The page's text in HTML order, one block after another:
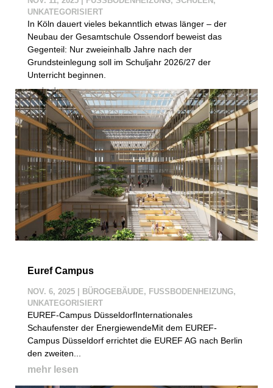
UNKATEGORISIERT
In Köln dauert vieles bekanntlich etwas länger – der
Neubau der Gesamtschule Ossendorf beweist das
Gegenteil: Nur zweieinhalb Jahre nach der
Grundsteinlegung soll im Schuljahr 2026/27 der
Unterricht beginnen.
mehr lesen
Euref Campus
NOV. 6, 2025| BÜROGEBÄUDE, FUSSBODENHEIZUNG
,
UNKATEGORISIERT
EUREF-Campus DüsseldorfInternationales
Schaufenster der EnergiewendeMit dem EUREF-
Campus Düsseldorf errichtet die EUREF AG nach Berlin
den zweiten...
mehr lesen